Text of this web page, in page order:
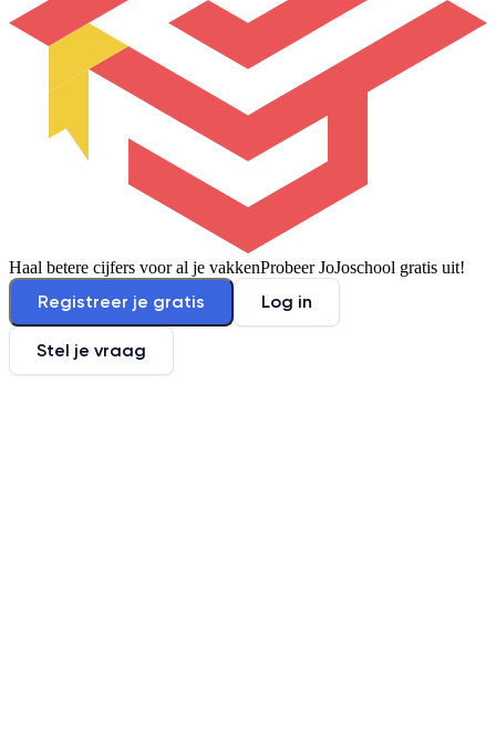
Haal betere cijfers voor al je vakkenProbeer JoJoschool gratis uit!
Registreer je gratis Log in
Stel je vraag